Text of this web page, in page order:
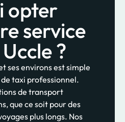
opter
service
?
ses environs est simple
taxi professionnel.
de transport
que ce soit pour des
plus longs. Nos